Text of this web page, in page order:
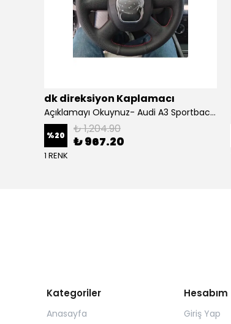
dk direksiyon Kaplamacı
Açıklamayı Okuynuz- Audi A3 Sportback Araca Özel Direksiyon Kılıfı Kırmızı Ipli
%20 ₺ 1,204.90
₺ 967.20
1 RENK
Kategoriler
Anasayfa
Hesabım
Giriş Yap